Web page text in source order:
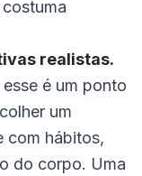
realistas.
é um ponto
um
com hábitos,
do corpo. Uma